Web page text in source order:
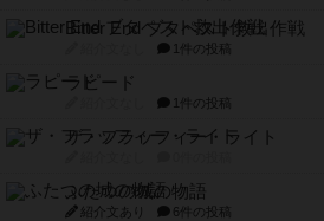
Bitter End ブタペスト救出作戦
1件の投稿
ラピード
1件の投稿
ザ・フラッフィー・ライト
ふたつの城の物語
紹介文あり 6件の投稿